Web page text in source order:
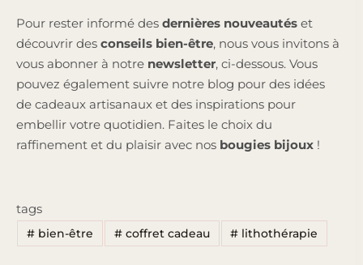
Pour rester informé des dernières nouveautés et
découvrir des conseils bien-être, nous vous invitons à
vous abonner à notre newsletter, ci-dessous. Vous
pouvez également suivre notre blog pour des idées
de cadeaux artisanaux et des inspirations pour
embellir votre quotidien. Faites le choix du
raffinement et du plaisir avec nos bougies bijoux !
tags
#bien-être #coffret cadeau # lithothérapie